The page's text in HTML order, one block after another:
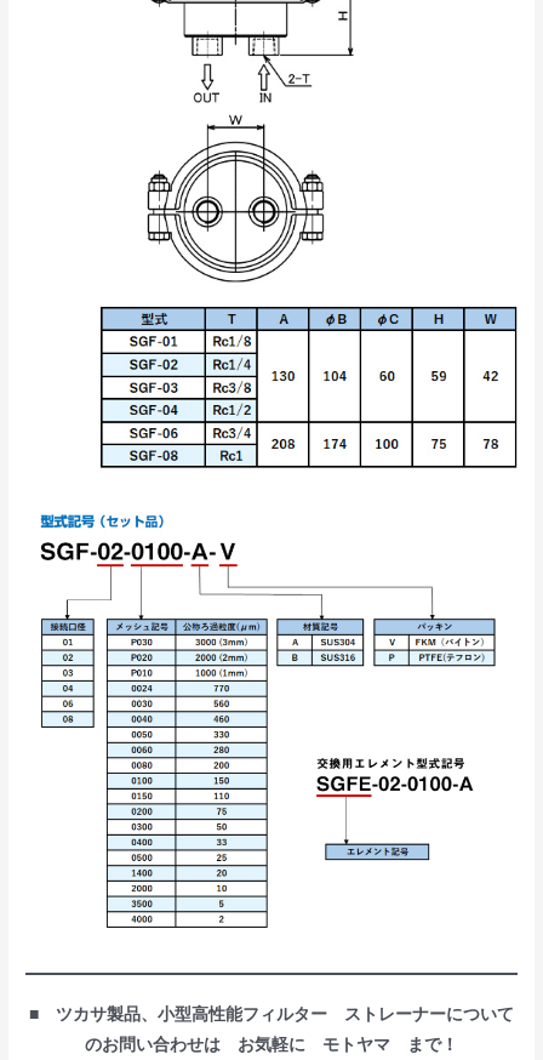
■ ツカサ製品、小型高性能フィルター ストレーナーについて
のお問い合わせは お気軽に モトヤマ まで！